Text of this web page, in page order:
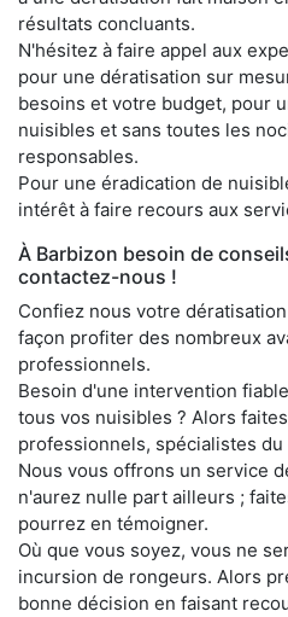
résultats concluants.
N'hésitez à faire appel aux
pour une dératisation sur
besoins et votre budget, pour
nuisibles et sans toutes les
responsables.
Pour une éradication de
intérêt à faire recours aux
À Barbizon besoin de
contactez-nous !
Confiez nous votre
façon profiter des nombreux
professionnels.
Besoin d'une intervention
tous vos nuisibles ? Alors
professionnels, spécialistes du
Nous vous offrons un service
n'aurez nulle part ailleurs ;
pourrez en témoigner.
Où que vous soyez, vous ne
incursion de rongeurs. Alors
bonne décision en faisant